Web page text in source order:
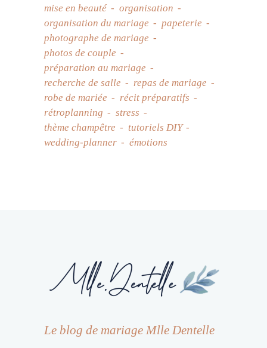
mise en beauté
organisation
organisation du mariage
papeterie
photographe de mariage
photos de couple
préparation au mariage
recherche de salle
repas de mariage
robe de mariée
récit préparatifs
rétroplanning
stress
thème champêtre
tutoriels DIY
wedding-planner
émotions
Le blog de mariage Mlle Dentelle